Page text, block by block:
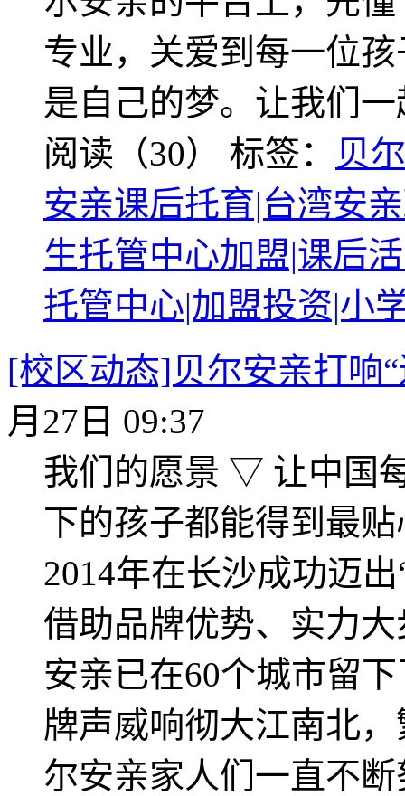
专业，关爱到每一位
是自己的梦。让我们
阅读（30） 标签：
贝
安亲课后托育|台湾安
生托管中心加盟|课后
托管中心|加盟投资|小
[校区动态]贝尔安亲打响
月27日 09:37
我们的愿景 ▽ 让中国
下的孩子都能得到最
2014年在长沙成功迈
借助品牌优势、实力
安亲已在60个城市留
牌声威响彻大江南北
尔安亲家人们一直不